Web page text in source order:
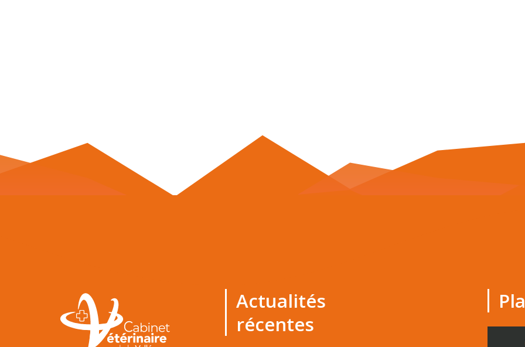
Actualités
récentes